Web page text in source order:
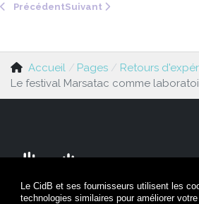
Le CidB et ses fournisseurs utilisent les
technologies similaires pour améliorer
PrécédentSuivant
Accueil Pages
Retours
Le festival Marsatac comme